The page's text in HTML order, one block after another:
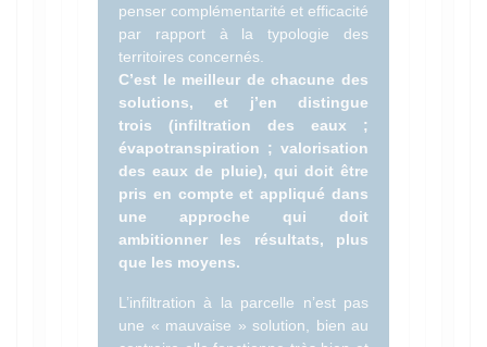
penser complémentarité et efficacité
par rapport à la typologie des
territoires concernés.
C’est le meilleur de chacune des
solutions, et j’en distingue
trois (infiltration des eaux ;
évapotranspiration ; valorisation
des eaux de pluie), qui doit être
pris en compte et appliqué dans
une approche qui doit
ambitionner les résultats, plus
que les moyens.
L’infiltration à la parcelle n’est pas
une « mauvaise » solution, bien au